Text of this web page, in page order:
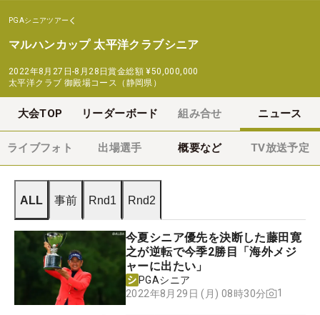
PGAシニアツアー
マルハンカップ 太平洋クラブシニア
2022年8月27日-8月28日賞金総額 ¥50,000,000
太平洋クラブ 御殿場コース（静岡県）
大会TOP リーダーボード 組み合せ ニュース
ライブフォト 出場選手 概要など TV放送予定
ALL 事前 Rnd1 Rnd2
今夏シニア優先を決断した藤田寛
之が逆転で今季2勝目「海外メジ
ャーに出たい」
PGAシニア
2022年8月29日 (月) 08時30分
1